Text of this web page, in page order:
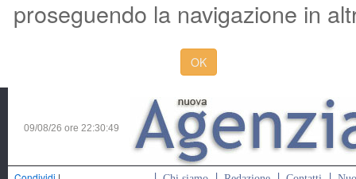
proseguendo la navigazione in
OK
09/08/26 ore 22:30:50